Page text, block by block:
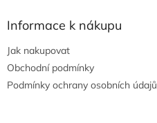
Informace k nákupu
Jak nakupovat
Obchodní podmínky
Podmínky ochrany osobních údajů